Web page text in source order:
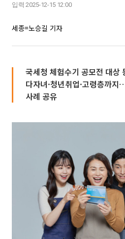
입력 2025-12-15 12:00
세종=노승길 기자
국세청 체험수기 공모전 대상
다자녀·청년취업·고령층까
사례 공유